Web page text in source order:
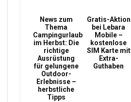
News zum
Thema
Campingurlaub
im Herbst: Die
richtige
Ausrüstung
für gelungene
Outdoor-
Erlebnisse –
herbstliche
Tipps
Gratis-Aktion
bei Lebara
Mobile –
kostenlose
SIM Karte mit
Extra-
Guthaben